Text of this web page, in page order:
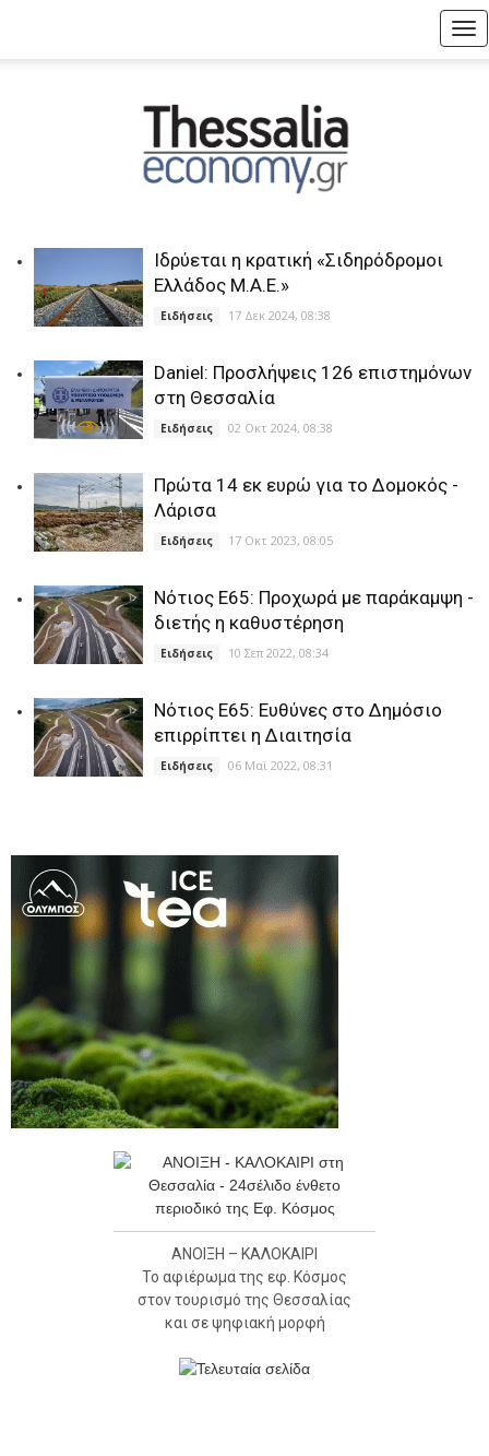
Ιδρύεται η κρατική «Σιδηρόδρομοι
Ελλάδος Μ.Α.Ε.»
Ειδήσεις 17 Δεκ 2024, 08:38
Daniel: Προσλήψεις 126 επιστημόνων
στη Θεσσαλία
Ειδήσεις 02 Οκτ 2024, 08:38
Πρώτα 14 εκ ευρώ για το Δομοκός -
Λάρισα
Ειδήσεις 17 Οκτ 2023, 08:05
Νότιος Ε65: Προχωρά με παράκαμψη -
διετής η καθυστέρηση
Ειδήσεις 10 Σεπ 2022, 08:34
Νότιος Ε65: Ευθύνες στο Δημόσιο
επιρρίπτει η Διαιτησία
Ειδήσεις 06 Μαϊ 2022, 08:31
ΑΝΟΙΞΗ – ΚΑΛΟΚΑΙΡΙ
Το αφιέρωμα της εφ. Κόσμος
στον τουρισμό της Θεσσαλίας
και σε ψηφιακή μορφή